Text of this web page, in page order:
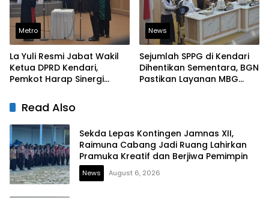
Metro
La Yuli Resmi Jabat Wakil
Ketua DPRD Kendari,
Pemkot Harap Sinergi
Solid
News
Sejumlah SPPG di Kendari
Dihentikan Sementara, BGN
Pastikan Layanan MBG
Read Also
Sekda Lepas Kontingen Jamnas XII,
Raimuna Cabang Jadi Ruang Lahirkan
Pramuka Kreatif dan Berjiwa Pemimpin
News August 6, 2026